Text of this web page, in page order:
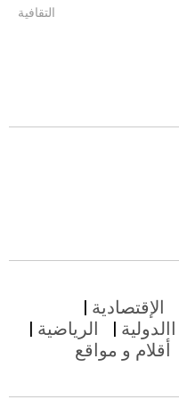
التقافية
الإقتصادية
االدولية
الرياضية
أقلام و مواقع